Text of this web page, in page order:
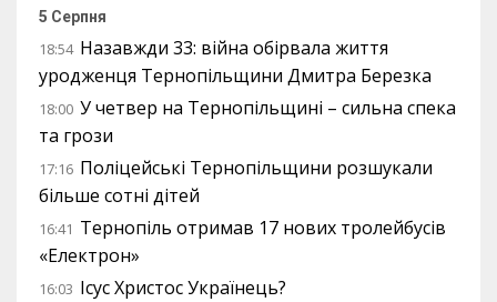
5 Серпня
18:54 Назавжди 33: війна обірвала життя
уродженця Тернопільщини Дмитра Березка
18:00 У четвер на Тернопільщині – сильна спека
та грози
17:16 Поліцейські Тернопільщини розшукали
більше сотні дітей
16:41 Тернопіль отримав 17 нових тролейбусів
«Електрон»
16:03 Ісус Христос Українець?